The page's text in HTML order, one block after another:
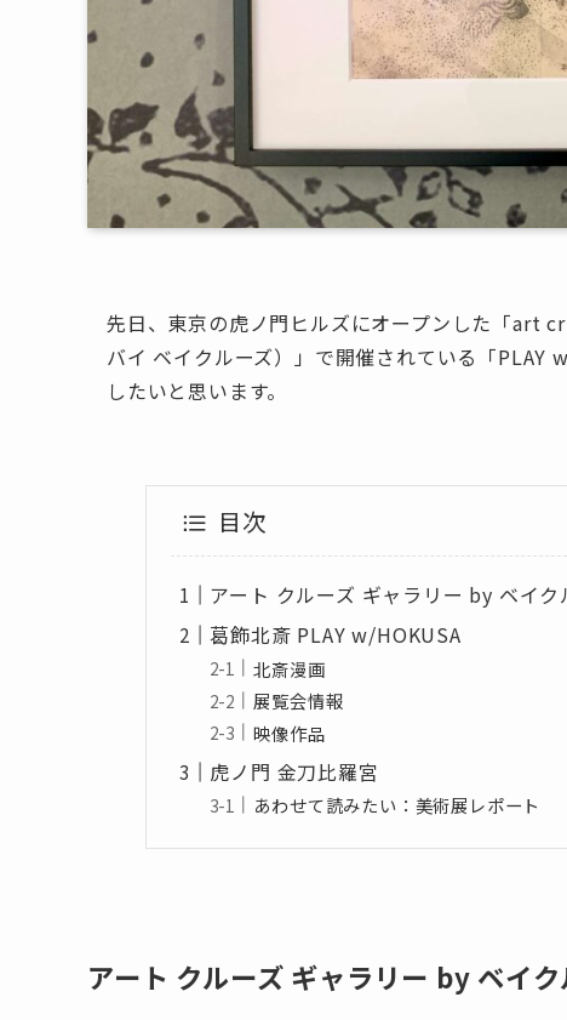
先日、東京の虎ノ門ヒルズにオープンした「art
バイ ベイクルーズ）」で開催されている「PLAY
したいと思います。
目次
アート クルーズ ギャラリー by ベイク
葛飾北斎 PLAY w/HOKUSA
北斎漫画
展覧会情報
映像作品
虎ノ門 金刀比羅宮
あわせて読みたい：美術展レポート
アート クルーズ ギャラリー by ベイク